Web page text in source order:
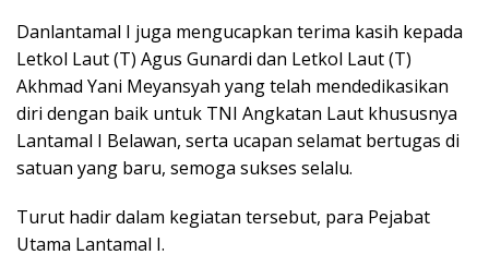
Danlantamal I juga mengucapkan terima kasih kepada
Letkol Laut (T) Agus Gunardi dan Letkol Laut (T)
Akhmad Yani Meyansyah yang telah mendedikasikan
diri dengan baik untuk TNI Angkatan Laut khususnya
Lantamal I Belawan, serta ucapan selamat bertugas di
satuan yang baru, semoga sukses selalu.
Turut hadir dalam kegiatan tersebut, para Pejabat
Utama Lantamal I.